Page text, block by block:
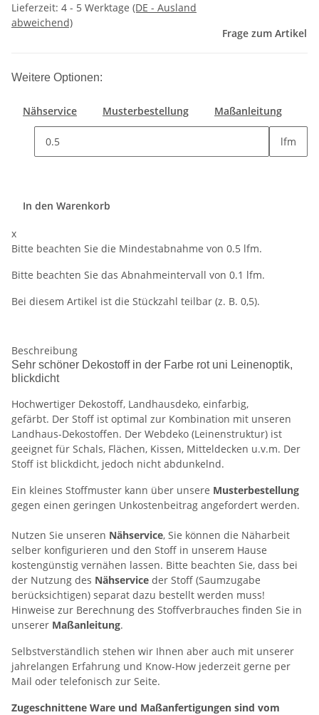
Lieferzeit: 4 - 5 Werktage (DE - Ausland
abweichend)
Frage zum Artikel
Weitere Optionen:
Nähservice Musterbestellung Maßanleitung
lfm
In den Warenkorb
x
Bitte beachten Sie die Mindestabnahme von 0.5 lfm.
Bitte beachten Sie das Abnahmeintervall von 0.1 lfm.
Bei diesem Artikel ist die Stückzahl teilbar (z. B. 0,5).
Beschreibung
Sehr schöner Dekostoff in der Farbe rot uni Leinenoptik,
blickdicht
Hochwertiger Dekostoff, Landhausdeko, einfarbig,
gefärbt. Der Stoff ist optimal zur Kombination mit unseren
Landhaus-Dekostoffen. Der Webdeko (Leinenstruktur) ist
geeignet für Schals, Flächen, Kissen, Mitteldecken u.v.m. Der
Stoff ist blickdicht, jedoch nicht abdunkelnd.
Ein kleines Stoffmuster kann über unsere Musterbestellung
gegen einen geringen Unkostenbeitrag angefordert werden.
Nutzen Sie unseren Nähservice, Sie können die Näharbeit
selber konfigurieren und den Stoff in unserem Hause
kostengünstig vernähen lassen. Bitte beachten Sie, dass bei
der Nutzung des Nähservice der Stoff (Saumzugabe
berücksichtigen) separat dazu bestellt werden muss!
Hinweise zur Berechnung des Stoffverbrauches finden Sie in
unserer Maßanleitung.
Selbstverständlich stehen wir Ihnen aber auch mit unserer
jahrelangen Erfahrung und Know-How jederzeit gerne per
Mail oder telefonisch zur Seite.
Zugeschnittene Ware und Maßanfertigungen sind vom